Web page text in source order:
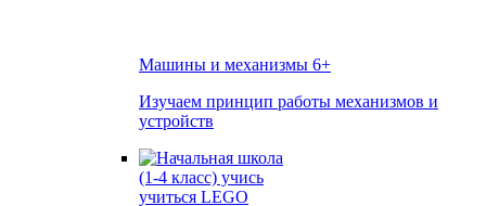
Машины и механизмы 6+
Изучаем принцип работы механизмов и
устройств